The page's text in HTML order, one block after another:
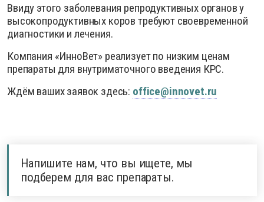
Ввиду этого заболевания репродуктивных органов у
высокопродуктивных коров требуют своевременной
диагностики и лечения.
Компания «ИнноВет» реализует по низким ценам
препараты для внутриматочного введения КРС.
Ждём ваших заявок здесь: office@innovet.ru
Напишите нам, что вы ищете, мы
подберем для вас препараты.